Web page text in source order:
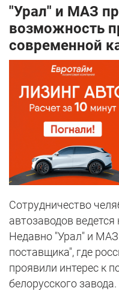
"Урал" и МАЗ
возможность
современной
Cотрудничество
автозаводов
Недавно "Урал" и
поставщика", где
проявили интерес к
белорусского завода.